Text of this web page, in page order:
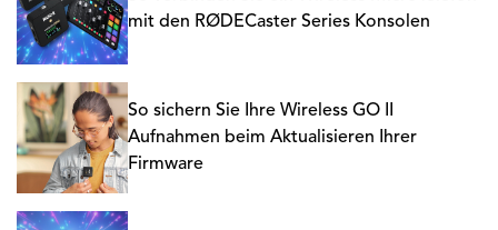
mit den RØDECaster Series Konsolen
So sichern Sie Ihre Wireless GO II
Aufnahmen beim Aktualisieren Ihrer
Firmware